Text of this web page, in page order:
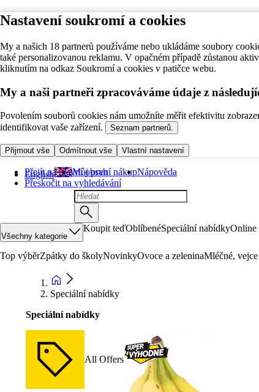
Nastavení soukromí a cookies
My a našich 18 partnerů používáme nebo ukládáme soubory
také personalizovanou reklamu. V opačném případě zůstanou
kliknutím na odkaz Soukromí a cookies v patičce webu.
My a naši partneři zpracováváme údaje z
Povolením souborů cookies nám umožníte měřit efektivitu
identifikovat vaše zařízení.
Seznam partnerů.
Přijmout vše Odmítnout vše Vlastní nastavení
Přejít na hlavní obsah
Přeskočit na vyhledávání
English Můj první nákupNápověda
Všechny kategorie
Koupit teďOblíbenéSpeciální nabídkyOnline
Top výběrZpátky do školyNovinkyOvoce a zeleninaMléčné,
Speciální nabídky
Speciální nabídky
All Offers